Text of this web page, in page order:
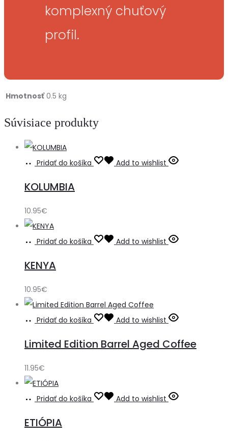
komplexný chuťový
profil.
Hmotnosť 0.5 kg
Súvisiace produkty
Pridať do košíka Add to wishlist
KOLUMBIA
10.95€
Pridať do košíka Add to wishlist
KENYA
10.95€
Pridať do košíka Add to wishlist
Limited Edition Barrel Aged Coffee
11.95€
Pridať do košíka Add to wishlist
ETIÓPIA